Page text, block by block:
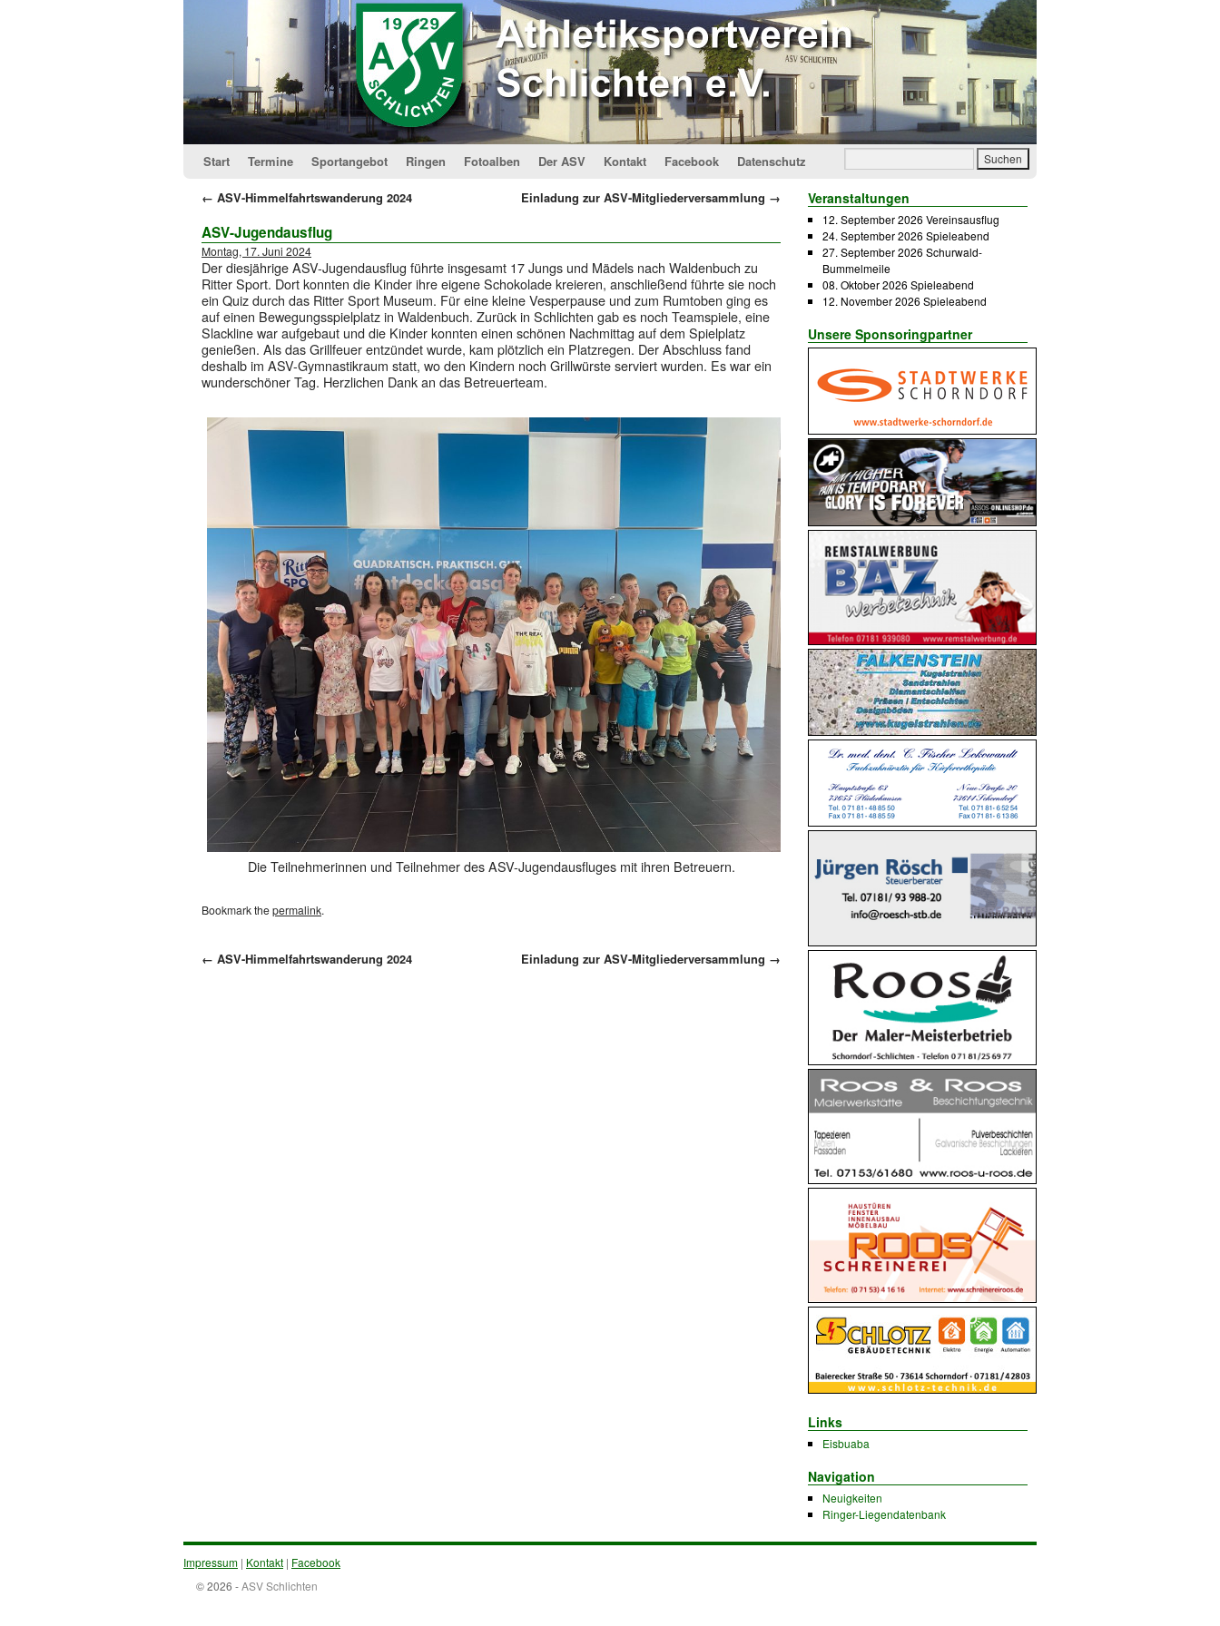
Start Termine Sportangebot Ringen Fotoalben Der ASV Kontakt Facebook Datenschutz
← ASV-Himmelfahrtswanderung 2024 Einladung zur ASV-Mitgliederversammlung →
ASV-Jugendausflug
Montag, 17. Juni 2024
Der diesjährige ASV-Jugendausflug führte insgesamt 17 Jungs und Mädels nach Waldenbuch zu
Ritter Sport. Dort konnten die Kinder ihre eigene Schokolade kreieren, anschließend führte sie noch
ein Quiz durch das Ritter Sport Museum. Für eine kleine Vesperpause und zum Rumtoben ging es
auf einen Bewegungsspielplatz in Waldenbuch. Zurück in Schlichten gab es noch Teamspiele, eine
Slackline war aufgebaut und die Kinder konnten einen schönen Nachmittag auf dem Spielplatz
genießen. Als das Grillfeuer entzündet wurde, kam plötzlich ein Platzregen. Der Abschluss fand
deshalb im ASV-Gymnastikraum statt, wo den Kindern noch Grillwürste serviert wurden. Es war ein
wunderschöner Tag. Herzlichen Dank an das Betreuerteam.
Die Teilnehmerinnen und Teilnehmer des ASV-Jugendausfluges mit ihren Betreuern.
Bookmark thepermalink.
← ASV-Himmelfahrtswanderung 2024 Einladung zur ASV-Mitgliederversammlung →
Veranstaltungen
12. September 2026 Vereinsausflug
24. September 2026 Spieleabend
27. September 2026 Schurwald-
Bummelmeile
08. Oktober 2026 Spieleabend
12. November 2026 Spieleabend
Unsere Sponsoringpartner
Links
Eisbuaba
Navigation
Neuigkeiten
Ringer-Liegendatenbank
Impressum | Kontakt | Facebook
© 2026 -ASV Schlichten